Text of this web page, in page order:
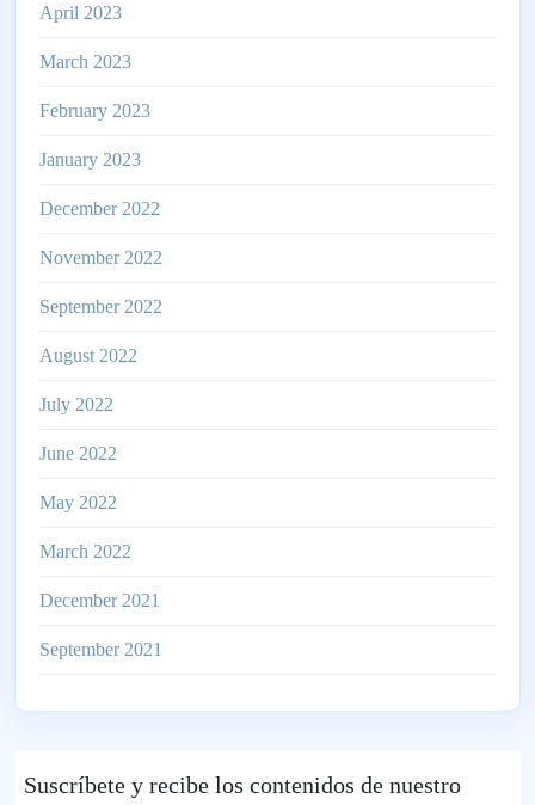
April 2023
March 2023
February 2023
January 2023
December 2022
November 2022
September 2022
August 2022
July 2022
June 2022
May 2022
March 2022
December 2021
September 2021
Suscríbete y recibe los contenidos de nuestro